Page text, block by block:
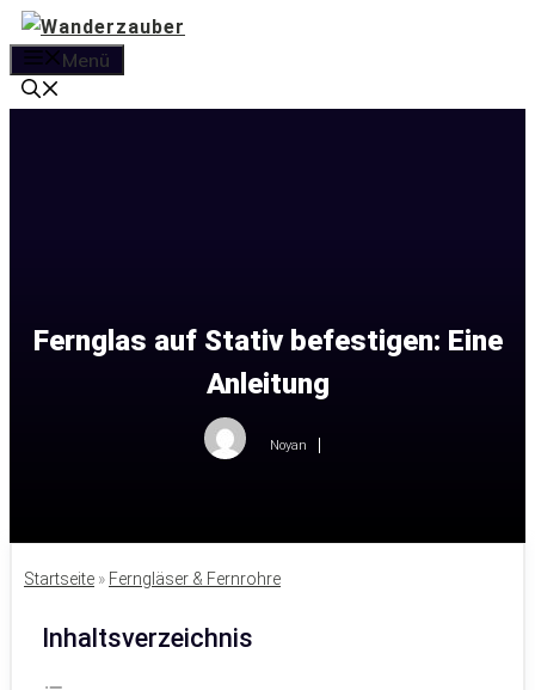
Zum
Inhalt
springen
Menü
Fernglas auf Stativ befestigen: Eine
Anleitung
Noyan
Startseite » Ferngläser & Fernrohre
Inhaltsverzeichnis